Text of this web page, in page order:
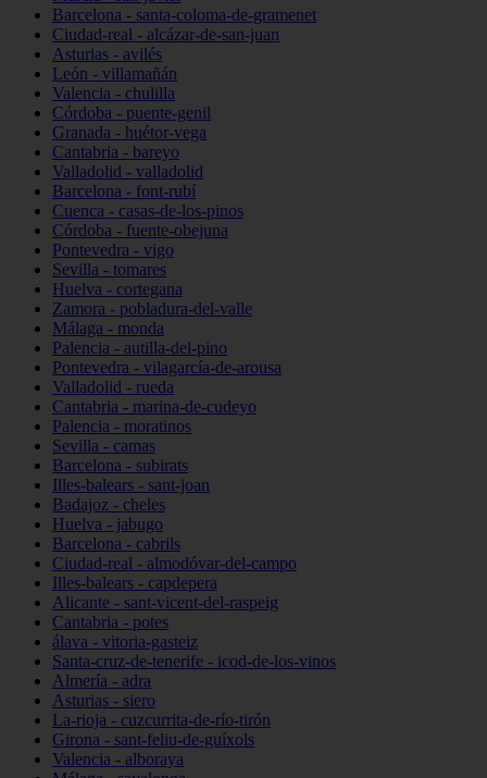
Barcelona - santa-coloma-de-gramenet
Ciudad-real - alcázar-de-san-juan
Asturias - avilés
León - villamañán
Valencia - chulilla
Córdoba - puente-genil
Granada - huétor-vega
Cantabria - bareyo
Valladolid - valladolid
Barcelona - font-rubí
Cuenca - casas-de-los-pinos
Córdoba - fuente-obejuna
Pontevedra - vigo
Sevilla - tomares
Huelva - cortegana
Zamora - pobladura-del-valle
Málaga - monda
Palencia - autilla-del-pino
Pontevedra - vilagarcía-de-arousa
Valladolid - rueda
Cantabria - marina-de-cudeyo
Palencia - moratinos
Sevilla - camas
Barcelona - subirats
Illes-balears - sant-joan
Badajoz - cheles
Huelva - jabugo
Barcelona - cabrils
Ciudad-real - almodóvar-del-campo
Illes-balears - capdepera
Alicante - sant-vicent-del-raspeig
Cantabria - potes
álava - vitoria-gasteiz
Santa-cruz-de-tenerife - icod-de-los-vinos
Almería - adra
Asturias - siero
La-rioja - cuzcurrita-de-río-tirón
Girona - sant-feliu-de-guíxols
Valencia - alboraya